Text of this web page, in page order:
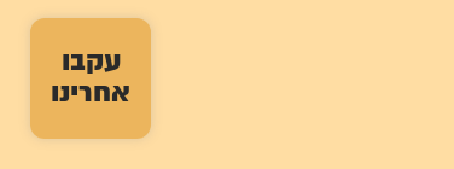
עקבו
אחרינו